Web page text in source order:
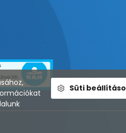
Süti